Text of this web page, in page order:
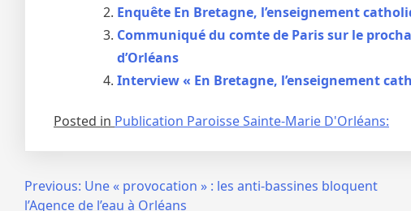
Enquête En Bretagne, l’enseignement
Communiqué du comte de Paris sur le
d’Orléans
Interview « En Bretagne, l’enseignement
Posted in Publication Paroisse Sainte-Marie D'Orléans:
Navigation
Previous: Une « provocation » : les anti-bassines bloquent
l’Agence de l’eau à Orléans